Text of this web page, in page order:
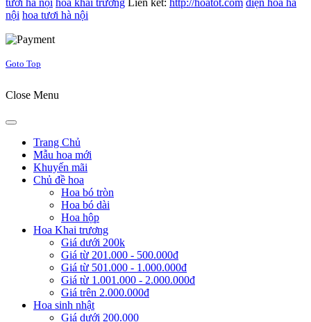
tươi hà nội hoa khai trương Liên kết: http://hoatot.com điện hoa hà
nội hoa tươi hà nội
Goto Top
Close Menu
Trang Chủ
Mẫu hoa mới
Khuyến mãi
Chủ đề hoa
Hoa bó tròn
Hoa bó dài
Hoa hộp
Hoa Khai trương
Giá dưới 200k
Giá từ 201.000 - 500.000đ
Giá từ 501.000 - 1.000.000đ
Giá từ 1.001.000 - 2.000.000đ
Giá trên 2.000.000đ
Hoa sinh nhật
Giá dưới 200.000